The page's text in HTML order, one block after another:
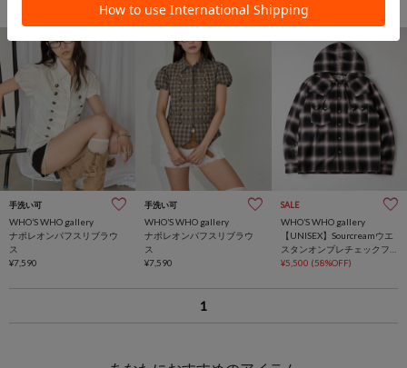
¥5,500
(27%OFF)
¥5,500
手洗い可
WHO’S WHO gallery
ナポレオンパフスリブラウ
ス
¥7,590
手洗い可
WHO’S WHO gallery
ナポレオンパフスリブラウ
ス
¥7,590
SALE
WHO’S WHO gallery
【UNISEX】Sourcreamウエ
スタンオンブレチェックフ
ードシャツ
¥5,500 (58%OFF)
1